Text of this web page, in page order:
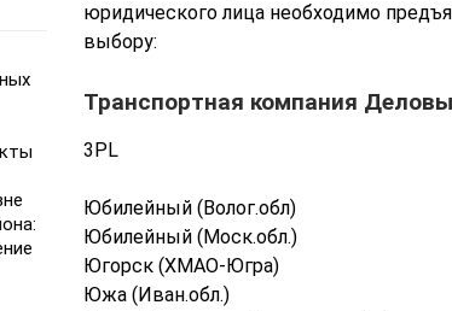
юридического лица необходимо
выбору:
Транспортная компания
3PL
Юбилейный (Волог.обл)
Юбилейный (Моск.обл.)
Югорск (ХМАО-Югра)
Южа (Иван.обл.)